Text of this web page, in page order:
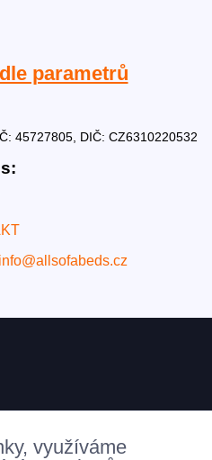
parametrů
45727805, DIČ: CZ6310220532
info@allsofabeds.cz
využíváme